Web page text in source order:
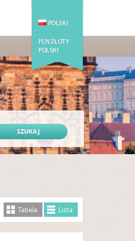
POLSKI
PLN ZŁOTY
POLSKI
Tabela Lista